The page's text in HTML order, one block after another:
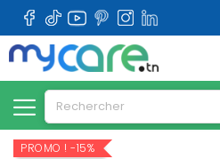
PROMO ! -15%